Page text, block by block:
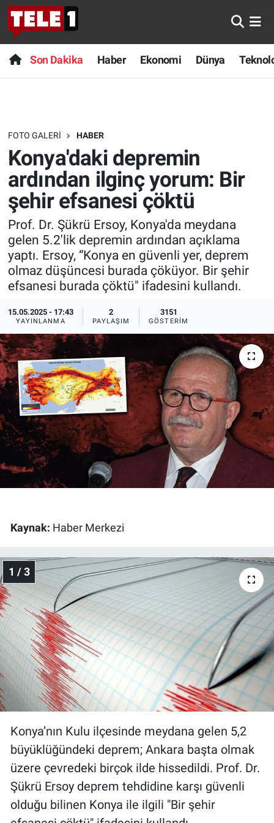
Son Dakika Haber Ekonomi Dünya
FOTO GALERI HABER
Konya'daki depremin
ardından ilginç yorum: Bir
şehir efsanesi çöktü
Prof. Dr. Şükrü Ersoy, Konya'da meydana
gelen 5.2'lik depremin ardından açıklama
yaptı. Ersoy, “Konya en güvenli yer, deprem
olmaz düşüncesi burada çöküyor. Bir şehir
efsanesi burada çöktü" ifadesini kullandı.
15.05.2025 - 17:43
YAYINLANMA
2
PAYLAŞIM
3151
GÖSTERIM
Kaynak: Haber Merkezi
1 / 3
Konya’nın Kulu ilçesinde meydana gelen 5,2
büyüklüğündeki deprem; Ankara başta olmak
üzere çevredeki birçok ilde hissedildi. Prof. Dr.
Şükrü Ersoy deprem tehdidine karşı güvenli
olduğu bilinen Konya ile ilgili "Bir şehir
Anında Manşet
Başka Sohbetler
Bilim turu
Bilim ve Teknoloji Evreni
Doğa Konuşuyor
Dünya
Ege Saati
Ege'den Esintiler
Eğlence
Ekonomi
Forum
Gerçeğin İzinde
Gün Başlıyor
Gündem Özel
Günün görüntüsü
Haber
İlan
Kimdir
Koronavirüs
Kültür Sanat
Ne demişti
Son Dakika
Haber
Dünya
Teknoloji
Sağlık
Spor
Yayın Akışı
Nöbetçi Eczaneler
Hava Durumu
Trafik Durumu
Süper Lig Puan Durumu ve Fikstür
Tüm Manşetler
Son Dakika Haberleri
Haber Arşivi